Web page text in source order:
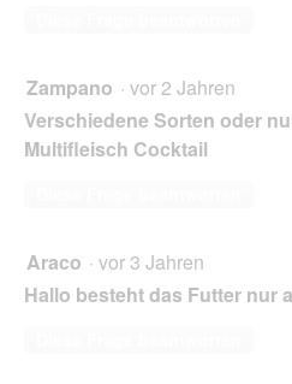
Zampano · vor 2 Jahren
Verschiedene Sorten oder
Multifleisch Cocktail
Araco · vor 3 Jahren
Hallo besteht das Futter nur